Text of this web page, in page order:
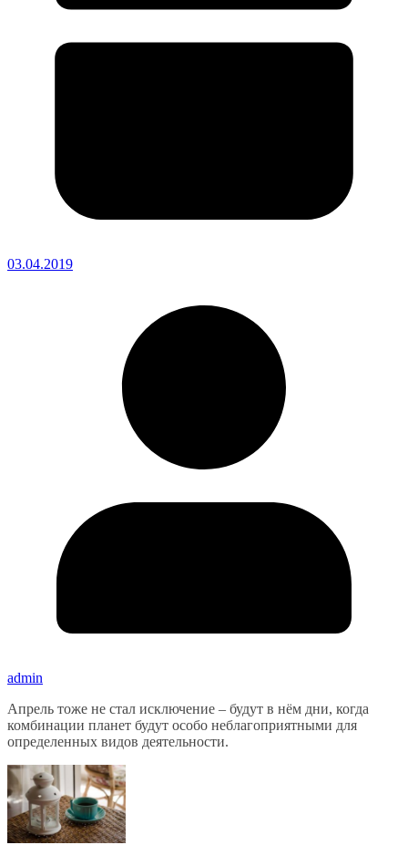
03.04.2019
admin
Апрель тоже не стал исключение – будут в нём дни, когда
комбинации планет будут особо неблагоприятными для
определенных видов деятельности.